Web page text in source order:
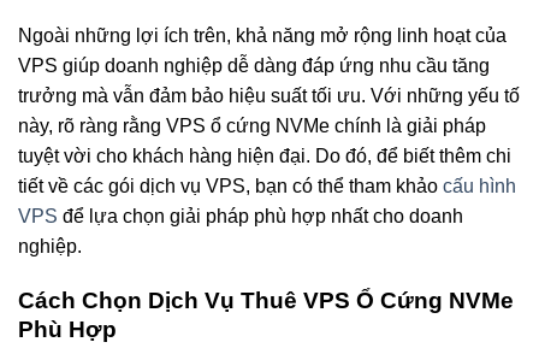
Ngoài những lợi ích trên, khả năng mở rộng linh hoạt của
VPS giúp doanh nghiệp dễ dàng đáp ứng nhu cầu tăng
trưởng mà vẫn đảm bảo hiệu suất tối ưu. Với những yếu tố
này, rõ ràng rằng VPS ổ cứng NVMe chính là giải pháp
tuyệt vời cho khách hàng hiện đại. Do đó, để biết thêm chi
tiết về các gói dịch vụ VPS, bạn có thể tham khảo cấu hình
VPS để lựa chọn giải pháp phù hợp nhất cho doanh
nghiệp.
Cách Chọn Dịch Vụ Thuê VPS Ổ Cứng NVMe
Phù Hợp